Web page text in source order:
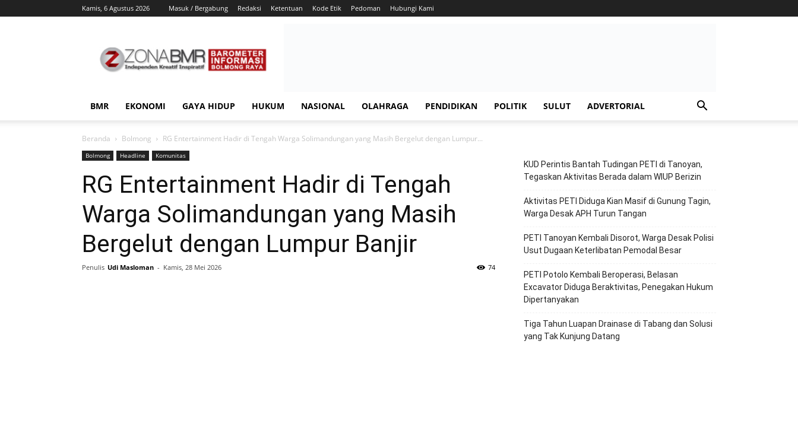
Kamis, 6 Agustus 2026 Masuk / Bergabung Redaksi Ketentuan Kode Etik Pedoman Hubungi Kami
BMR EKONOMI GAYA HIDUP HUKUM NASIONAL OLAHRAGA PENDIDIKAN POLITIK SULUT ADVERTORIAL
Beranda Bolmong RG Entertainment Hadir di Tengah Warga Solimandungan yang Masih Bergelut dengan Lumpur...
Bolmong Headline Komunitas
RG Entertainment Hadir di Tengah
Warga Solimandungan yang Masih
Bergelut dengan Lumpur Banjir
Penulis Udi Masloman - Kamis, 28 Mei 2026 74
KUD Perintis Bantah Tudingan PETI di Tanoyan,
Tegaskan Aktivitas Berada dalam WIUP Berizin
Aktivitas PETI Diduga Kian Masif di Gunung Tagin,
Warga Desak APH Turun Tangan
PETI Tanoyan Kembali Disorot, Warga Desak Polisi
Usut Dugaan Keterlibatan Pemodal Besar
PETI Potolo Kembali Beroperasi, Belasan
Excavator Diduga Beraktivitas, Penegakan Hukum
Dipertanyakan
Tiga Tahun Luapan Drainase di Tabang dan Solusi
yang Tak Kunjung Datang